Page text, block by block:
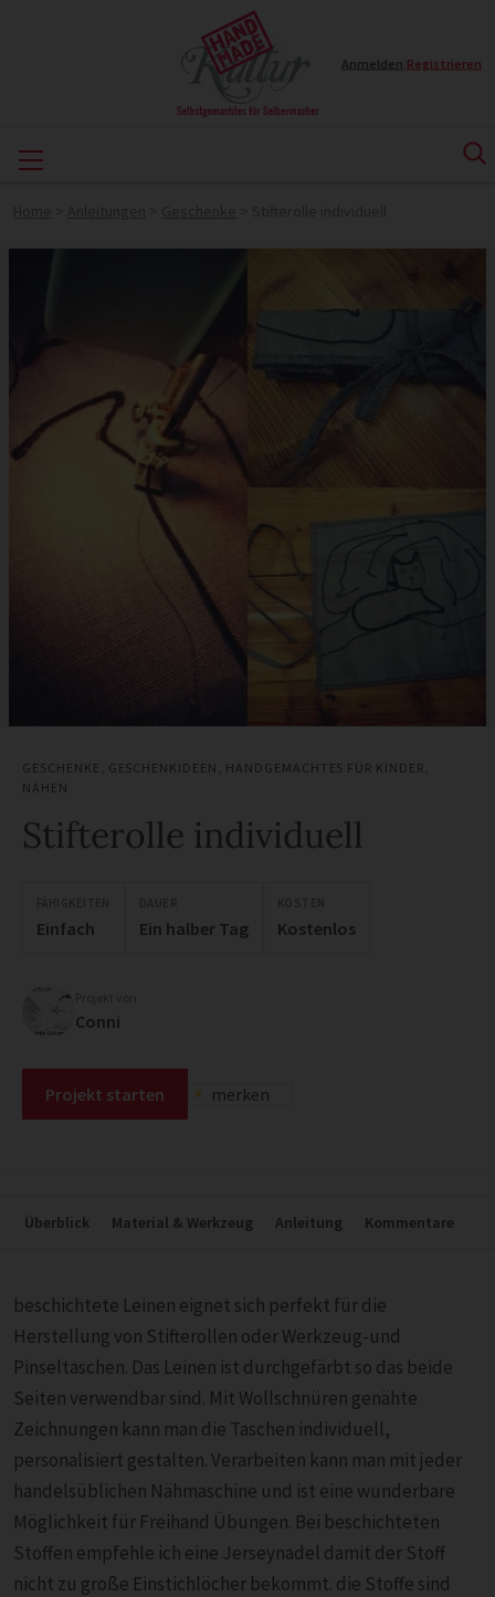
Anmelden Registrieren
GESCHENKE GESCHENKIDEEN HANDGEMACHTES FÜR KINDER
NÄHEN
Stifterolle individuell
Einfach Ein halber Tag Kostenlos
Conni
Projekt starten merken
Überblick Material & Werkzeug Anleitung Kommentare
beschichtete Leinen eignet sich perfekt für die
Herstellung von Stifterollen oder Werkzeug-und
Pinseltaschen. Das Leinen ist durchgefärbt so das beide
Seiten verwendbar sind. Mit Wollschnüren genähte
Zeichnungen kann man die Taschen individuell,
personalisiert gestalten. Verarbeiten kann man mit jeder
handelsüblichen Nähmaschine und ist eine wunderbare
Möglichkeit für Freihand Übungen. Bei beschichteten
Stoffen empfehle ich eine Jerseynadel damit der Stoff
nicht zu große Einstichlöcher bekommt. die Stoffe sind